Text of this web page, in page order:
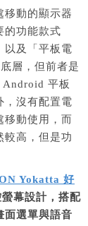
移動的顯示器
的功能款式
以及「平板電
層，但前者是
平板
，沒有配置電
移動使用，而
較高，但是功
Yokatta 好
幕設計，搭配
面選單與語音